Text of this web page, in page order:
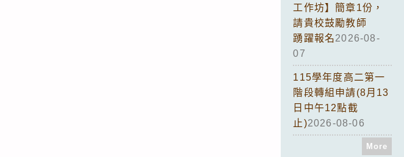
工作坊】簡章1份，
請貴校鼓勵教師
踴躍報名2026-08-
07
115學年度高二第一
階段轉組申請(8月13
日中午12點截
止)2026-08-06
More